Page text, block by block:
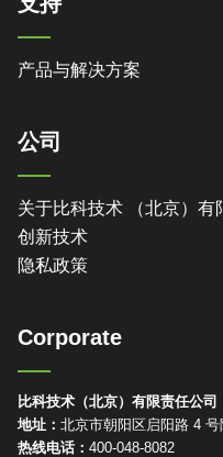
产品与解决方案
公司
关于比科技术 （北京）有
创新技术
隐私政策
Corporate
比科技术（北京）有限责任公司
地址： 北京市朝阳区启阳路 4
热线电话： 400-048-8082